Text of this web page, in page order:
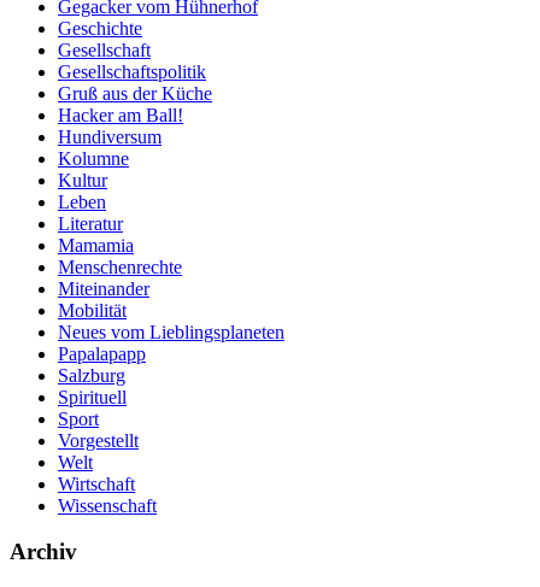
Gegacker vom Hühnerhof
Geschichte
Gesellschaft
Gesellschaftspolitik
Gruß aus der Küche
Hacker am Ball!
Hundiversum
Kolumne
Kultur
Leben
Literatur
Mamamia
Menschenrechte
Miteinander
Mobilität
Neues vom Lieblingsplaneten
Papalapapp
Salzburg
Spirituell
Sport
Vorgestellt
Welt
Wirtschaft
Wissenschaft
Archiv